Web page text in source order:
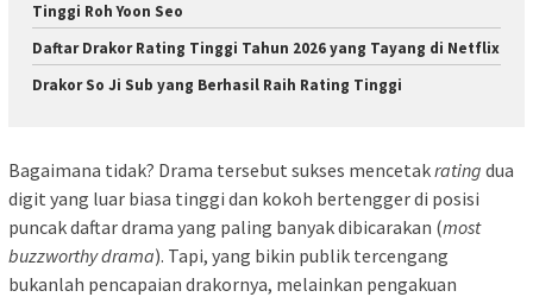
Tinggi Roh Yoon Seo
Daftar Drakor Rating Tinggi Tahun 2026 yang Tayang di Netflix
Drakor So Ji Sub yang Berhasil Raih Rating Tinggi
Bagaimana tidak? Drama tersebut sukses mencetakrating dua
digit yang luar biasa tinggi dan kokoh bertengger di posisi
puncak daftar drama yang paling banyak dibicarakan (most
buzzworthy drama). Tapi, yang bikin publik tercengang
bukanlah pencapaian drakornya, melainkan pengakuan